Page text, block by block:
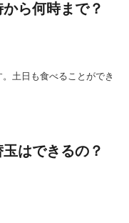
ら何時まで？
土日も食べることができ
はできるの？